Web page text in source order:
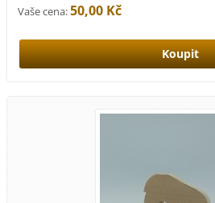
Vaše cena:50,00 Kč